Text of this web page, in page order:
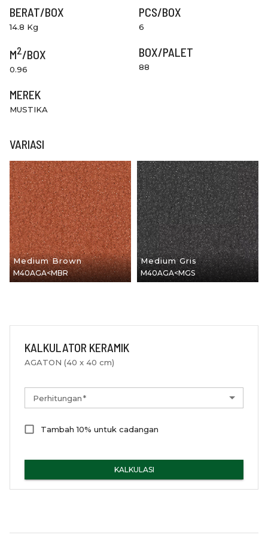
BERAT/BOX
14.8 Kg
PCS/BOX
6
M2/BOX
0.96
BOX/PALET
88
MEREK
MUSTIKA
VARIASI
Medium Brown
M40AGA<MBR
Medium Gris
M40AGA<MGS
KALKULATOR KERAMIK
AGATON (40 x 40 cm)
Perhitungan*
Tambah 10% untuk cadangan
KALKULASI